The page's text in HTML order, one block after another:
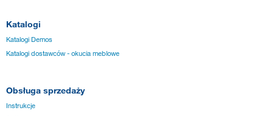
Katalogi
Katalogi Demos
Katalogi dostawców - okucia meblowe
Obsługa sprzedaży
Instrukcje